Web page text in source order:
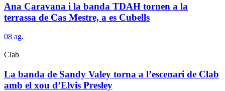
Ana Caravana i la banda TDAH tornen a la
terrassa de Cas Mestre, a es Cubells
08 ag.
Clab
La banda de Sandy Valey torna a l’escenari de Clab
amb el xou d’Elvis Presley